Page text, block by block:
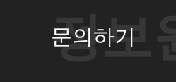
정보원
문의하기